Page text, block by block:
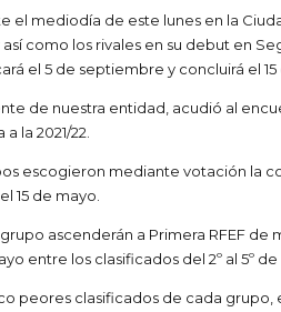
el mediodía de este lunes en la
como los rivales en su debut en
el 5 de septiembre y concluirá el 15
de nuestra entidad, acudió al
la 2021/22.
escogieron mediante votación la
15 de mayo.
ascenderán a Primera RFEF de
entre los clasificados del 2º al 5º
peores clasificados de cada